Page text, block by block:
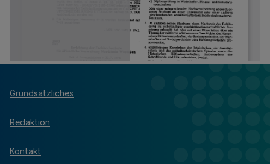
Grundsätzliches
Redaktion
Kontakt